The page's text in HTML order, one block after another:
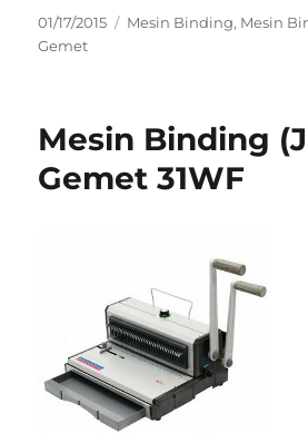
Posted
on
01/17/2015 Categories
Mesin Binding, Mesin
Gemet
Mesin Binding
Gemet 31WF